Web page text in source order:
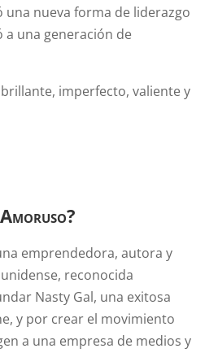
una nueva forma de liderazgo
una generación de
imperfecto, valiente y
emprendedora, autora y
reconocida
Nasty Gal, una exitosa
y por crear el movimiento
a una empresa de medios y